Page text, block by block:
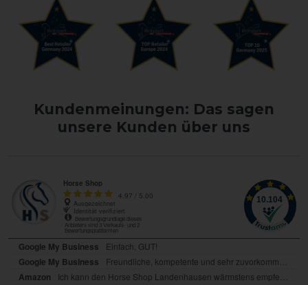
Kundenmeinungen: Das sagen
unsere Kunden über uns